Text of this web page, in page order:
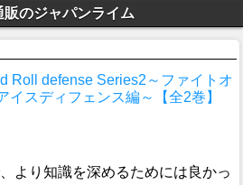
販のジャパンライム
Roll defense Series2～ファイトオ
イスディフェンス編～【全2巻】
より知識を深めるためには良かっ